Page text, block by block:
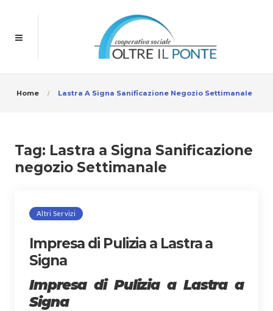
Home Lastra A Signa Sanificazione Negozio Settimanale
Tag: Lastra a Signa Sanificazione
negozio Settimanale
Altri Servizi
Impresa di Pulizia a Lastra a
Signa
Impresa di Pulizia a Lastra a
Signa